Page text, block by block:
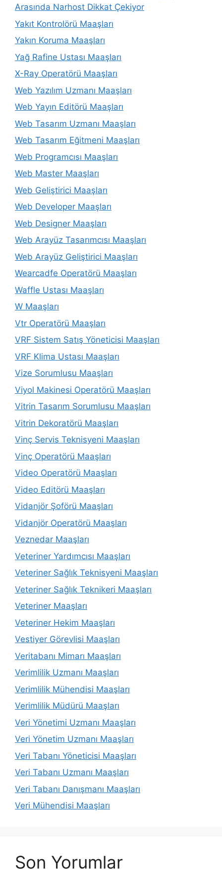
Arasında Narhost Dikkat Çekiyor
Yakıt Kontrolörü Maaşları
Yakın Koruma Maaşları
Yağ Rafine Ustası Maaşları
X-Ray Operatörü Maaşları
Web Yazılım Uzmanı Maaşları
Web Yayın Editörü Maaşları
Web Tasarım Uzmanı Maaşları
Web Tasarım Eğitmeni Maaşları
Web Programcısı Maaşları
Web Master Maaşları
Web Geliştirici Maaşları
Web Developer Maaşları
Web Designer Maaşları
Web Arayüz Tasarımcısı Maaşları
Web Arayüz Geliştirici Maaşları
Wearcadfe Operatörü Maaşları
Waffle Ustası Maaşları
W Maaşları
Vtr Operatörü Maaşları
VRF Sistem Satış Yöneticisi Maaşları
VRF Klima Ustası Maaşları
Vize Sorumlusu Maaşları
Viyol Makinesi Operatörü Maaşları
Vitrin Tasarım Sorumlusu Maaşları
Vitrin Dekoratörü Maaşları
Vinç Servis Teknisyeni Maaşları
Vinç Operatörü Maaşları
Video Operatörü Maaşları
Video Editörü Maaşları
Vidanjör Şoförü Maaşları
Vidanjör Operatörü Maaşları
Veznedar Maaşları
Veteriner Yardımcısı Maaşları
Veteriner Sağlık Teknisyeni Maaşları
Veteriner Sağlık Teknikeri Maaşları
Veteriner Maaşları
Veteriner Hekim Maaşları
Vestiyer Görevlisi Maaşları
Veritabanı Mimarı Maaşları
Verimlilik Uzmanı Maaşları
Verimlilik Mühendisi Maaşları
Verimlilik Müdürü Maaşları
Veri Yönetimi Uzmanı Maaşları
Veri Yönetim Uzmanı Maaşları
Veri Tabanı Yöneticisi Maaşları
Veri Tabanı Uzmanı Maaşları
Veri Tabanı Danışmanı Maaşları
Veri Mühendisi Maaşları
Son Yorumlar